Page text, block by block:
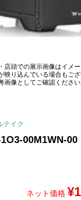
店頭での展示画像はイメー
映り込んでいる場合もござ
画像としてご確認ください
テイク
00M1WN-00
ネット価格